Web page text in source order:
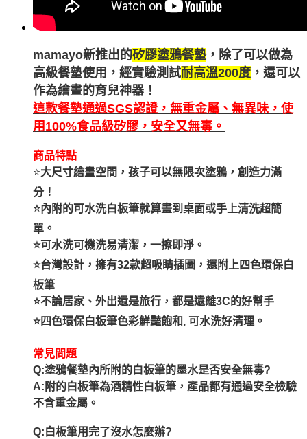
mamayo新推出的矽膠塗鴉餐墊，除了可以做為
高級餐墊使用，經實驗測試耐高溫200度 ，還可以
作為繪畫的育兒神器！
這款餐墊通過SGS認證，無重金屬、無異味，使
用100%食品級矽膠，安全又無毒。
商品特點
⭐大尺寸繪畫空間，孩子可以無限次塗鴉，創造力滿
分！
⭐內附的可水洗白板筆就算畫到桌面或手上清洗超簡
單。
⭐可水洗可機洗易清潔，一擦即淨。
⭐台灣設計，擁有32款超吸睛插圖，還附上四色環保白
板筆
⭐不論居家、外出還是旅行，都是遠離3C的好幫手
⭐四色環保白板筆色彩鮮豔飽和, 可水洗好清理。
常見問題
Q:塗鴉餐墊內所附的白板筆的墨水是否安全無毒?
A:附的白板筆為酒精性白板筆，產品都有通過安全檢驗
不含重金屬。
Q:白板筆用完了沒水怎麼辦?